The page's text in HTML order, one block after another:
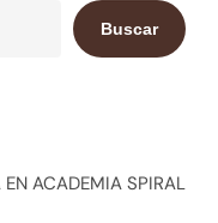
Buscar
ACADEMIA SPIRAL